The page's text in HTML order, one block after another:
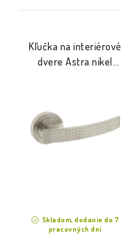
Kľučka na interiérové
dvere Astra nikel
Skladom, dodanie do 7
pracovných dní